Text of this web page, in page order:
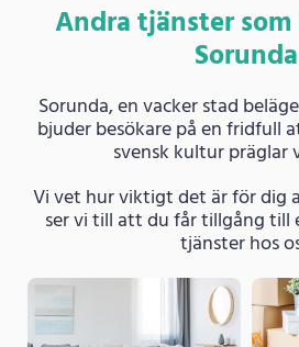
Andra tjänster
Sorunda
Sorunda, en vacker stad
bjuder besökare på en fridfull
svensk kultur präglar
Vi vet hur viktigt det är för dig
ser vi till att du får tillgång
tjänster hos